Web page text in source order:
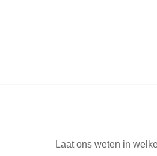
Laat ons weten in